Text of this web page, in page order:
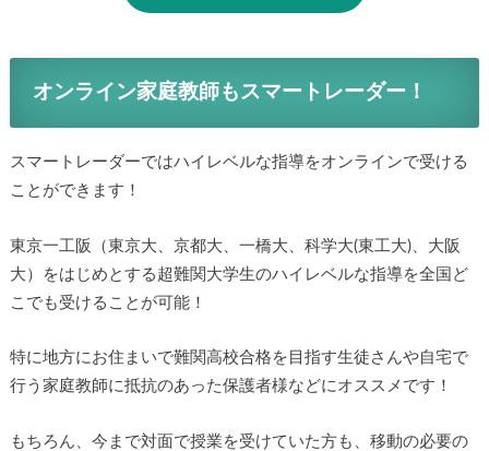
オンライン家庭教師もスマートレーダー！
スマートレーダーではハイレベルな指導をオンラインで受ける
ことができます！
東京一工阪（東京大、京都大、一橋大、科学大(東工大)、大阪
大）をはじめとする超難関大学生のハイレベルな指導を全国ど
こでも受けることが可能！
特に地方にお住まいで難関高校合格を目指す生徒さんや自宅で
行う家庭教師に抵抗のあった保護者様などにオススメです！
もちろん、今まで対面で授業を受けていた方も、移動の必要の